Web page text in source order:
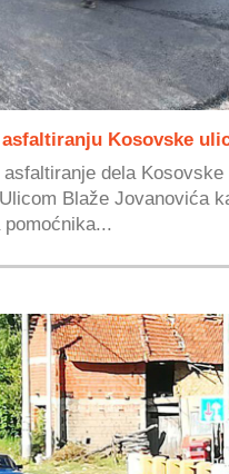
Kosovske
dela
Blaže Jovanovića